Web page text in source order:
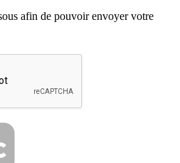
afin de pouvoir envoyer votre